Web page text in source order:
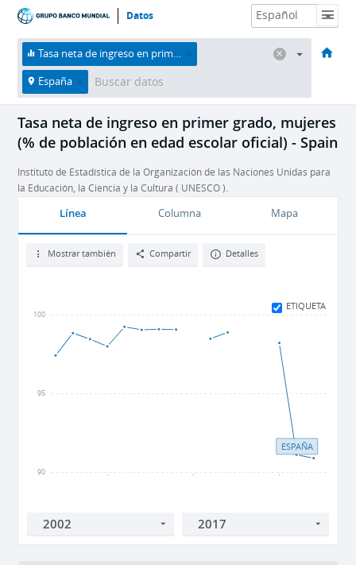
Datos
HOME Economías Datos y recursos Sobre nosotros
Tasa neta de ingreso en primer grado, mujeres (% de población en edad escolar oficial)
España
Tasa neta de ingreso en primer grado, mujeres
(% de población en edad escolar oficial) - Spain
Instituto de Estadística de la Organización de las Naciones Unidas para
la Educación, la Ciencia y la Cultura ( UNESCO ).
Línea Columna Mapa
Mostrar también Compartir Detalles
ETIQUETA
90
95
100
ESPAÑA